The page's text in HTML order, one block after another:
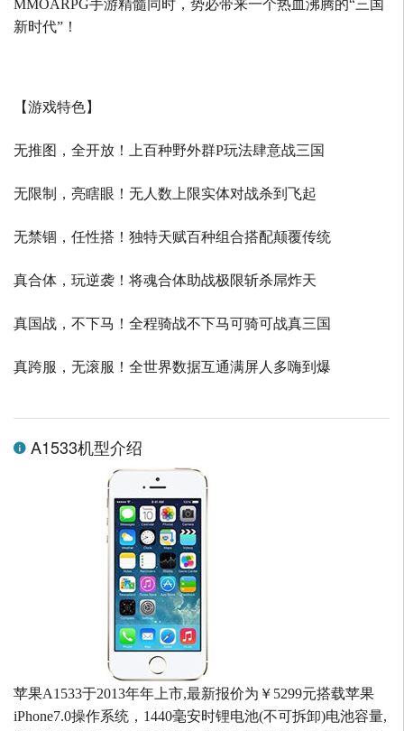
MMOARPG手游精髓同时，势必带来一个热血沸腾的“三国
新时代”！
【游戏特色】
无推图，全开放！上百种野外群P玩法肆意战三国
无限制，亮瞎眼！无人数上限实体对战杀到飞起
无禁锢，任性搭！独特天赋百种组合搭配颠覆传统
真合体，玩逆袭！将魂合体助战极限斩杀屌炸天
真国战，不下马！全程骑战不下马可骑可战真三国
真跨服，无滚服！全世界数据互通满屏人多嗨到爆
A1533机型介绍
苹果A1533于2013年年上市,最新报价为￥5299元搭载苹果
iPhone7.0操作系统，1440毫安时锂电池(不可拆卸)电池容量,